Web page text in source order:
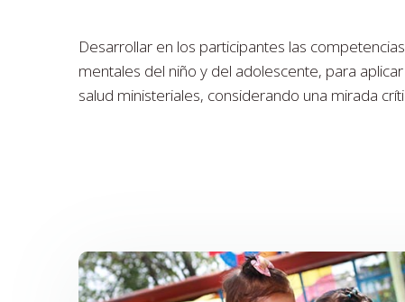
Desarrollar en los participantes las
mentales del niño y del adolescente, para
salud ministeriales, considerando una mirada